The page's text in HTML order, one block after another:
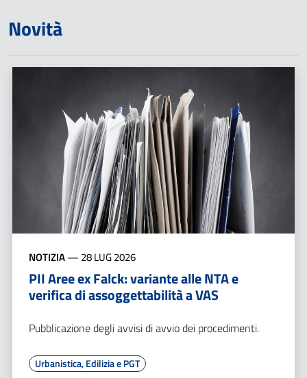
Novità
NOTIZIA— 28 LUG 2026
PII Aree ex Falck: variante alle NTA e
verifica di assoggettabilità a VAS
Pubblicazione degli avvisi di avvio dei procedimenti.
Urbanistica, Edilizia e PGT